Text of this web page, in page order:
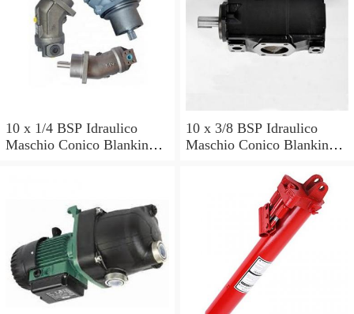
10 x 1/4 BSP Idraulico
Maschio Conico Blanking
10 x 3/8 BSP Idraulico
Maschio Conico Blanking
VALVOLA POMPA